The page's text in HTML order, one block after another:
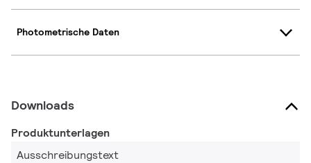
Photometrische Daten
Downloads
Produktunterlagen
Ausschreibungstext